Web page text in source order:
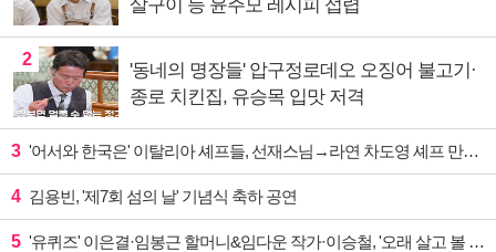
살구이 등 윤주모 레시피 섭렵
2
'동네의 명장들' 압구정로데오 오징어 불고기·
종로 치킨집, 유승목 입맛 저격
3 '어서와 한국은' 이탈리아 셰프들, 선재스님→라연 차도영 셰프 만난다
4 김용빈, '제7회 섬의 날' 기념식 축하 공연
5 '유퀴즈' 이은결·임봉근 할머니&임다운 작가·이승철, '오래 살고 볼 일' 특집 출격